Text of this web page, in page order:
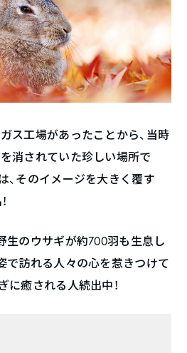
ス工場があったことから、当時
消されていた珍しい場所で
、そのイメージを大きく覆す
生のウサギが約700羽も生息し
で訪れる人々の心を惹きつけて
に癒される人続出中！